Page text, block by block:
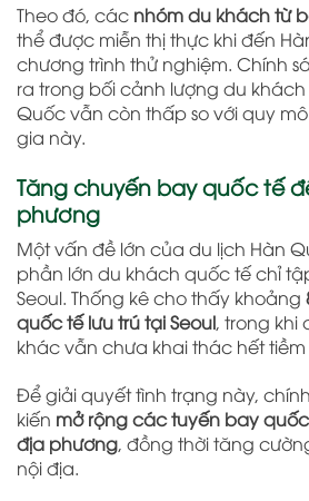
Theo đó, các nhóm du khách từ
thể được miễn thị thực khi đến
chương trình thử nghiệm. Chính
ra trong bối cảnh lượng du
Quốc vẫn còn thấp so với quy
gia này.
Tăng chuyến bay quốc tế
phương
Một vấn đề lớn của du lịch Hàn
phần lớn du khách quốc tế chỉ
Seoul. Thống kê cho thấy khoảng
quốc tế lưu trú tại Seoul, trong khi
khác vẫn chưa khai thác hết
Để giải quyết tình trạng này,
kiến mở rộng các tuyến bay
địa phương, đồng thời tăng
nội địa.